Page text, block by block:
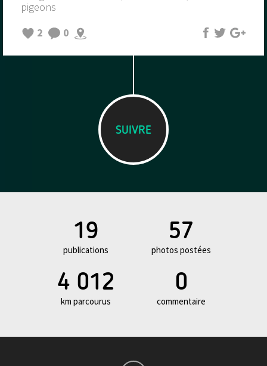
pigeons
2
0
SUIVRE
19
publications
57
photos postées
4 012
km parcourus
0
commentaire